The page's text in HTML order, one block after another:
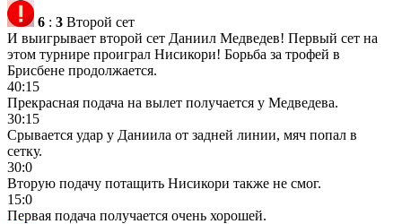
6 : 3 Второй сет
И выигрывает второй сет Даниил Медведев! Первый сет на
этом турнире проиграл Нисикори! Борьба за трофей в
Брисбене продолжается.
40:15
Прекрасная подача на вылет получается у Медведева.
30:15
Срывается удар у Даниила от задней линии, мяч попал в
сетку.
30:0
Вторую подачу потащить Нисикори также не смог.
15:0
Первая подача получается очень хорошей.